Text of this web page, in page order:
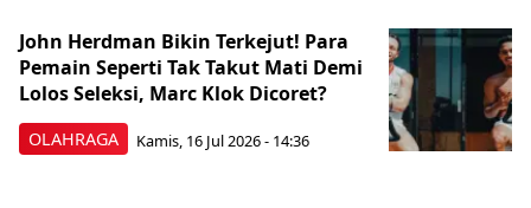
OLAHRAGA
John Herdman Bikin Terkejut! Para
Pemain Seperti Tak Takut Mati Demi
Lolos Seleksi, Marc Klok Dicoret?
Kamis, 16 Jul 2026 - 14:36